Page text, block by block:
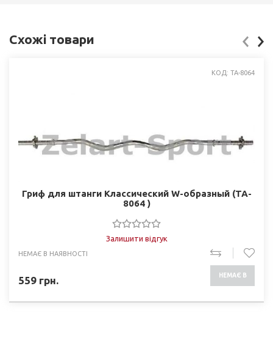
Схожі товари
КОД: TA-8064
Гриф для штанги Классический W-образный (TA-
8064 )
Залишити відгук
НЕМАЄ В НАЯВНОСТІ
559 грн. НЕМАЄ В